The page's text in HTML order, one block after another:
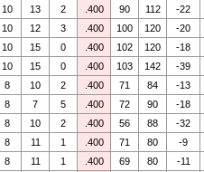
10 13 2 .400 90 112 -22
10 12 3 .400 100 120 -20
10 15 0 .400 102 120 -18
10 15 0 .400 103 142 -39
8 10 2 .400 71 84 -13
8 7 5 .400 72 90 -18
8 10 2 .400 56 88 -32
8 11 1 .400 71 80 -9
8 11 1 .400 69 80 -11